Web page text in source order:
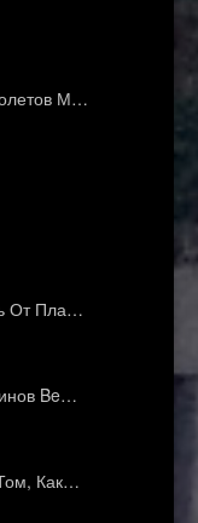
М…
От Пла…
Be…
Как…